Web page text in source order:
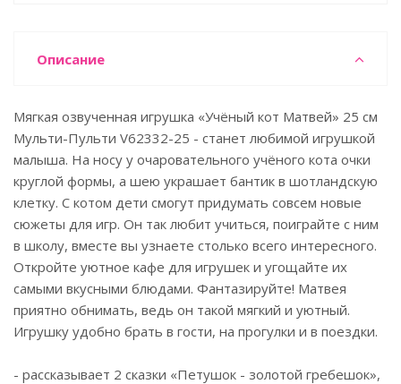
Описание
Мягкая озвученная игрушка «Учёный кот Матвей» 25 см
Мульти-Пульти V62332-25 - станет любимой игрушкой
малыша. На носу у очаровательного учёного кота очки
круглой формы, а шею украшает бантик в шотландскую
клетку. С котом дети смогут придумать совсем новые
сюжеты для игр. Он так любит учиться, поиграйте с ним
в школу, вместе вы узнаете столько всего интересного.
Откройте уютное кафе для игрушек и угощайте их
самыми вкусными блюдами. Фантазируйте! Матвея
приятно обнимать, ведь он такой мягкий и уютный.
Игрушку удобно брать в гости, на прогулки и в поездки.
- рассказывает 2 сказки «Петушок - золотой гребешок»,